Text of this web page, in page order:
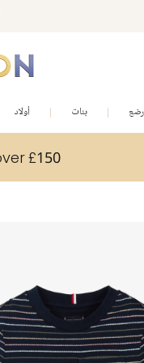
بنات أولاد
£150